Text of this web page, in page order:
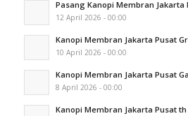
Pasang Kanopi Membran Jakarta
12 April 2026 - 00:00
Kanopi Membran Jakarta Pusat
10 April 2026 - 00:00
Kanopi Membran Jakarta Pusat
8 April 2026 - 00:00
Kanopi Membran Jakarta Pusat th